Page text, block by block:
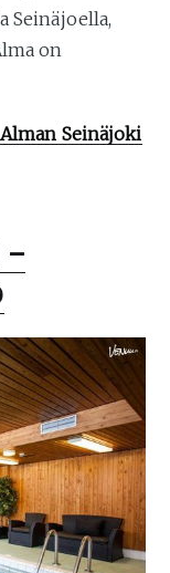
Seinäjoella,
on
Seinäjoki